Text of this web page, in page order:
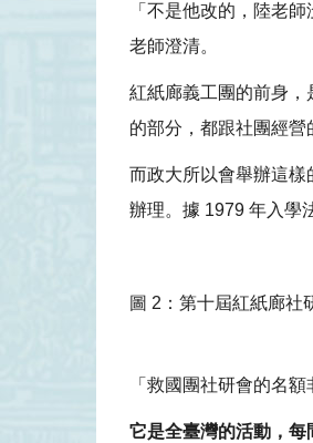
「不是他改的，陸老
老師澄清。
紅紙廊義工團的前身
的部分，都跟社團經營
而政大所以會舉辦這
辦理。據 1979 年入學
圖 2：第十屆紅紙廊社
「救國團社研會的名
它是全臺灣的活動，